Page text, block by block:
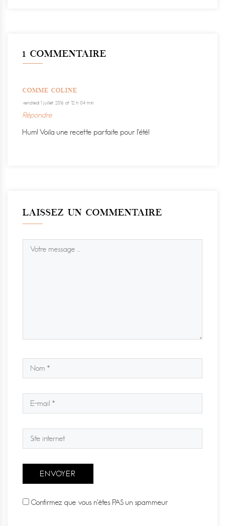
1 COMMENTAIRE
COMME COLINE
vendredi 1 juillet 2016 at 12 h 04 min
Répondre
Hum! Voila une recette parfaite pour l’été!
LAISSEZ UN COMMENTAIRE
Confirmez que vous n'êtes PAS un spammeur